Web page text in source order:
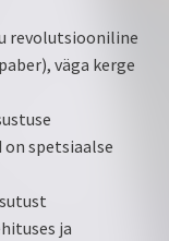
revolutsiooniline
väga kerge
spetsiaalse
ja